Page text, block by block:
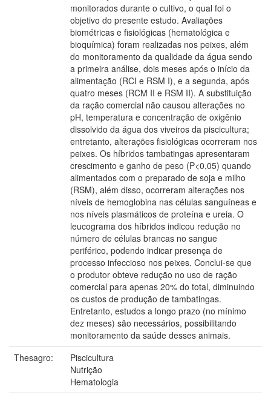
monitorados durante o cultivo, o qual foi o
objetivo do presente estudo. Avaliações
biométricas e fisiológicas (hematológica e
bioquímica) foram realizadas nos peixes, além
do monitoramento da qualidade da água sendo
a primeira análise, dois meses após o início da
alimentação (RCI e RSM I), e a segunda, após
quatro meses (RCM II e RSM II). A substituição
da ração comercial não causou alterações no
pH, temperatura e concentração de oxigênio
dissolvido da água dos viveiros da piscicultura;
entretanto, alterações fisiológicas ocorreram nos
peixes. Os híbridos tambatingas apresentaram
crescimento e ganho de peso (P<0,05) quando
alimentados com o preparado de soja e milho
(RSM), além disso, ocorreram alterações nos
níveis de hemoglobina nas células sanguíneas e
nos níveis plasmáticos de proteína e ureia. O
leucograma dos híbridos indicou redução no
número de células brancas no sangue
periférico, podendo indicar presença de
processo infeccioso nos peixes. Conclui-se que
o produtor obteve redução no uso de ração
comercial para apenas 20% do total, diminuindo
os custos de produção de tambatingas.
Entretanto, estudos a longo prazo (no mínimo
dez meses) são necessários, possibilitando
monitoramento da saúde desses animais.
Thesagro:
Piscicultura
Nutrição
Hematologia